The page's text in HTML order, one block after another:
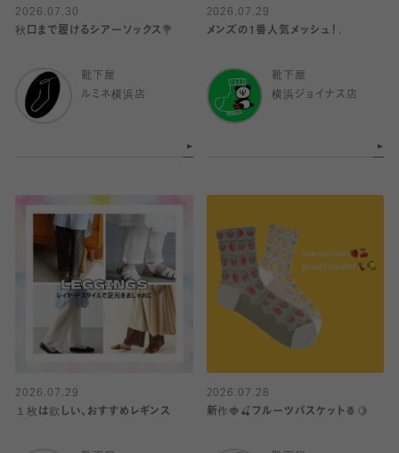
2026.07.30
秋口まで履けるシアーソックス💐
靴下屋
ルミネ横浜店
2026.07.29
メンズの1番人気メッシュ！.
靴下屋
横浜ジョイナス店
2026.07.29
１枚は欲しい、おすすめレギンス
2026.07.28
新作🍓🍒フルーツバスケット🍍🍋